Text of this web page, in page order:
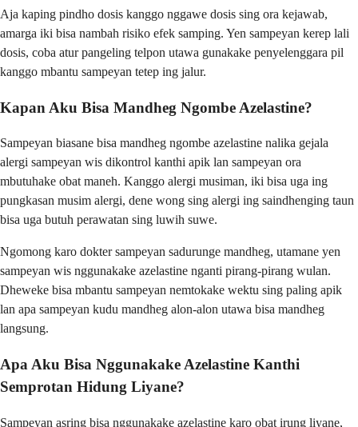
Aja kaping pindho dosis kanggo nggawe dosis sing ora kejawab,
amarga iki bisa nambah risiko efek samping. Yen sampeyan kerep lali
dosis, coba atur pangeling telpon utawa gunakake penyelenggara pil
kanggo mbantu sampeyan tetep ing jalur.
Kapan Aku Bisa Mandheg Ngombe Azelastine?
Sampeyan biasane bisa mandheg ngombe azelastine nalika gejala
alergi sampeyan wis dikontrol kanthi apik lan sampeyan ora
mbutuhake obat maneh. Kanggo alergi musiman, iki bisa uga ing
pungkasan musim alergi, dene wong sing alergi ing saindhenging taun
bisa uga butuh perawatan sing luwih suwe.
Ngomong karo dokter sampeyan sadurunge mandheg, utamane yen
sampeyan wis nggunakake azelastine nganti pirang-pirang wulan.
Dheweke bisa mbantu sampeyan nemtokake wektu sing paling apik
lan apa sampeyan kudu mandheg alon-alon utawa bisa mandheg
langsung.
Apa Aku Bisa Nggunakake Azelastine Kanthi
Semprotan Hidung Liyane?
Sampeyan asring bisa nggunakake azelastine karo obat irung liyane,